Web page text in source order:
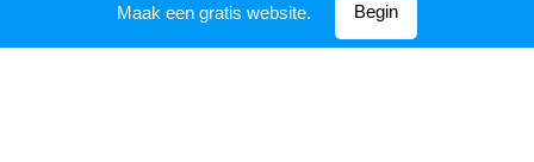
Maak een gratis website. Begin